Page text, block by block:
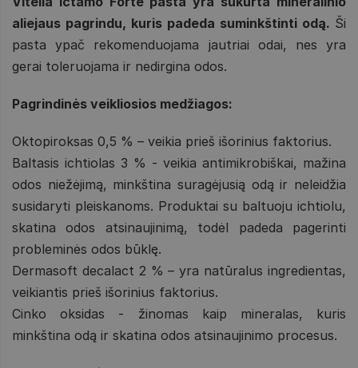
aliejaus pagrindu, kuris padeda suminkštinti odą. Ši
pasta ypač rekomenduojama jautriai odai, nes yra
gerai toleruojama ir nedirgina odos.
Pagrindinės veikliosios medžiagos:
Oktopiroksas 0,5 % – veikia prieš išorinius faktorius.
Baltasis ichtiolas 3 % - veikia antimikrobiškai, mažina
odos niežėjimą, minkština suragėjusią odą ir neleidžia
susidaryti pleiskanoms. Produktai su baltuoju ichtiolu,
skatina odos atsinaujinimą, todėl padeda pagerinti
probleminės odos būklę.
Dermasoft decalact 2 % – yra natūralus ingredientas,
veikiantis prieš išorinius faktorius.
Cinko oksidas - žinomas kaip mineralas, kuris
minkština odą ir skatina odos atsinaujinimo procesus.